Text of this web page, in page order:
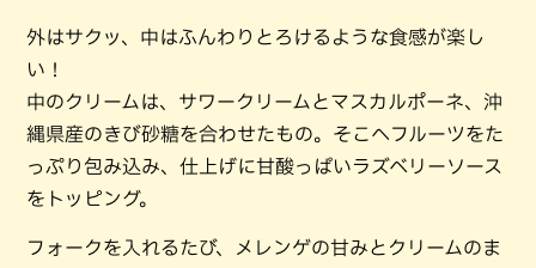
外はサクッ、中はふんわりとろけるような食感が楽し
い！
中のクリームは、サワークリームとマスカルポーネ、沖
縄県産のきび砂糖を合わせたもの。そこへフルーツをた
っぷり包み込み、仕上げに甘酸っぱいラズベリーソース
をトッピング。
フォークを入れるたび、メレンゲの甘みとクリームのま